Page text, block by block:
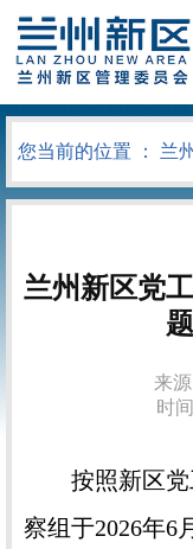
您当前的位置 ： 兰
兰州新区党
来
时
按照新区党
察组于2026年6